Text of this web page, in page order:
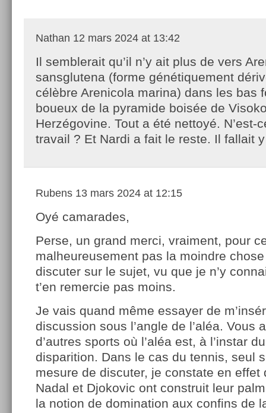
Nathan 12 mars 2024 at 13:42
Il semblerait qu’il n’y ait plus de vers
sansglutena (forme génétiquement
célèbre Arenicola marina) dans les bas
boueux de la pyramide boisée de
Herzégovine. Tout a été nettoyé. N’est-
travail ? Et Nardi a fait le reste. Il fallait
Rubens 13 mars 2024 at 12:15
Oyé camarades,
Perse, un grand merci, vraiment, pour
malheureusement pas la moindre
discuter sur le sujet, vu que je n’y
t’en remercie pas moins.
Je vais quand même essayer de
discussion sous l’angle de l’aléa. Vous
d’autres sports où l’aléa est, à l’instar
disparition. Dans le cas du tennis, seul
mesure de discuter, je constate en effet
Nadal et Djokovic ont construit leur
la notion de domination aux confins de